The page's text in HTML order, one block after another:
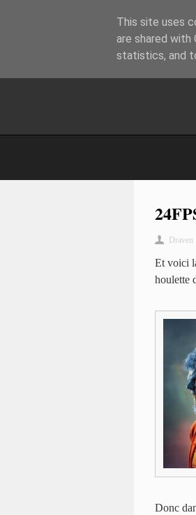
Draven
Et voici
houlette
Donc
This site uses
are shared
statistics, and